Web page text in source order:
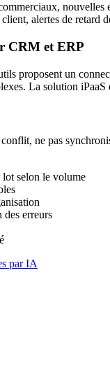
alertes de retard
CRM et ERP
proposent un
La solution
ne pas
selon le volume
erreurs
par IA